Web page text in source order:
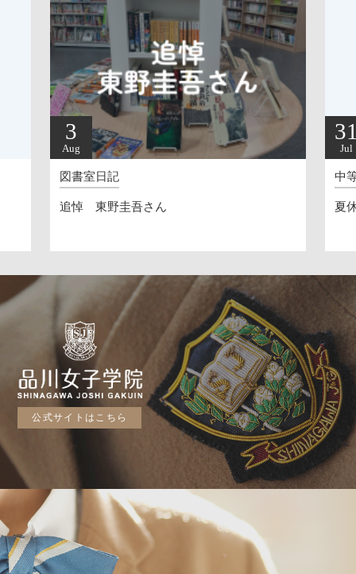
3
Aug
図書室日記
追悼 東野圭吾さん
Jul
中
夏
公式サイトはこちら